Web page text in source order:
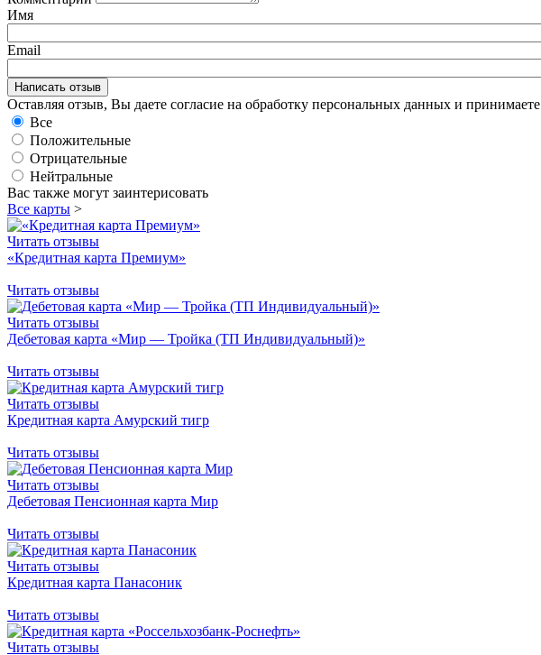
Имя
Email
Оставляя отзыв, Вы даете согласие на обработку персональных данных и принимаете
Все
Положительные
Отрицательные
Нейтральные
Вас также могут заинтерисовать
Все карты >
Читать отзывы
«Кредитная карта Премиум»
Читать отзывы
Читать отзывы
Дебетовая карта «Мир — Тройка (ТП Индивидуальный)»
Читать отзывы
Читать отзывы
Кредитная карта Амурский тигр
Читать отзывы
Читать отзывы
Дебетовая Пенсионная карта Мир
Читать отзывы
Читать отзывы
Кредитная карта Панасоник
Читать отзывы
Читать отзывы